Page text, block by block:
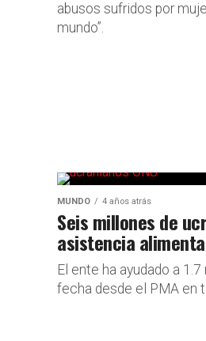
abusos sufridos por
mundo”.
MUNDO 4 años atrás
Seis millones de
asistencia
El ente ha ayudado a
fecha desde el PMA en